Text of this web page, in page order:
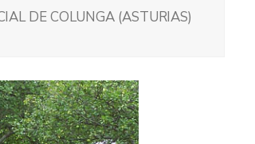
DE COLUNGA (ASTURIAS)